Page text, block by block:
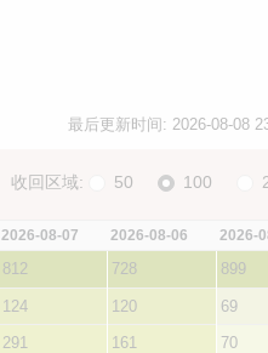
最后更新时间: 2026-08-08
收回区域: 50 100
2026-08-07 2026-08-06 2026-
812 728 899
124 120 69
291 161 70